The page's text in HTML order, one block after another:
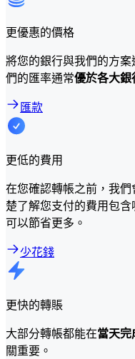
更優惠的價格
將您的銀行與我們的方
們的匯率通常優於各大銀
匯款
更低的費用
在您確認轉帳之前，我們
楚了解您支付的費用包
可以節省更多。
少花錢
更快的轉賬
大部分轉帳都能在當天完
關重要。